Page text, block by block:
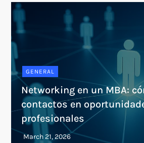
GENERAL
Networking en un MBA:
contactos en
profesionales